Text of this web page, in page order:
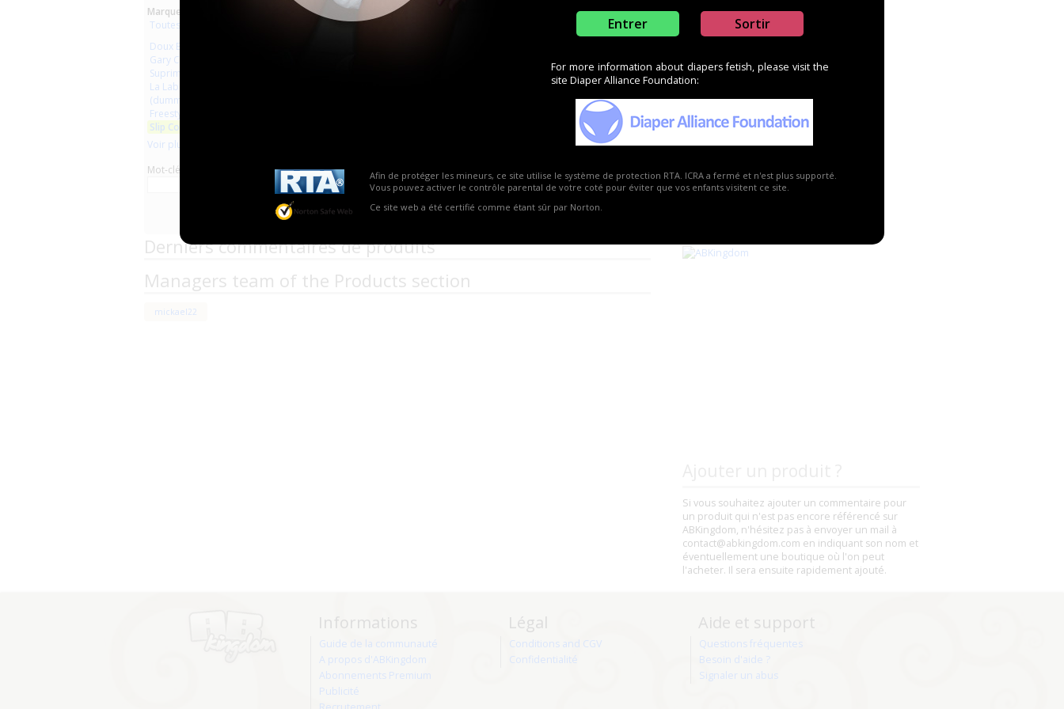
Entrer Sortir
For more information about diapers fetish, please visit the
site Diaper Alliance Foundation:
Afin de protéger les mineurs, ce site utilise le système de protection RTA. ICRA a fermé et n'est plus supporté.
Vous pouvez activer le contrôle parental de votre coté pour éviter que vos enfants visitent ce site.
Ce site web a été certifié comme étant sûr par Norton.
Marques :
Toutes les marques
Doux Baby
Gary Confort
Suprima
La Laborantine
(dummy plastic clothes)
Freestyle
Slip Confort
Voir plus
Mot-clé
Si vous souhaitez ajouter un commentaire pour
un produit qui n'est pas encore référencé sur
ABKingdom, n'hésitez pas à envoyer un mail à
contact@abkingdom.com en indiquant son nom et
éventuellement une boutique où l'on peut
l'acheter. Il sera ensuite rapidement ajouté.
Derniers commentaires de produits
Managers team of the Products section
mickael22
Informations
Guide de la communauté
A propos d'ABKingdom
Abonnements Premium
Publicité
Légal
Conditions and CGV
Confidentialité
Aide et support
Questions fréquentes
Besoin d'aide ?
Signaler un abus